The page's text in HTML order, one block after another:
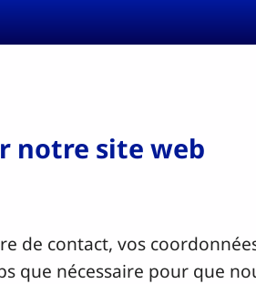
notre site web
de contact, vos
que nécessaire pour que